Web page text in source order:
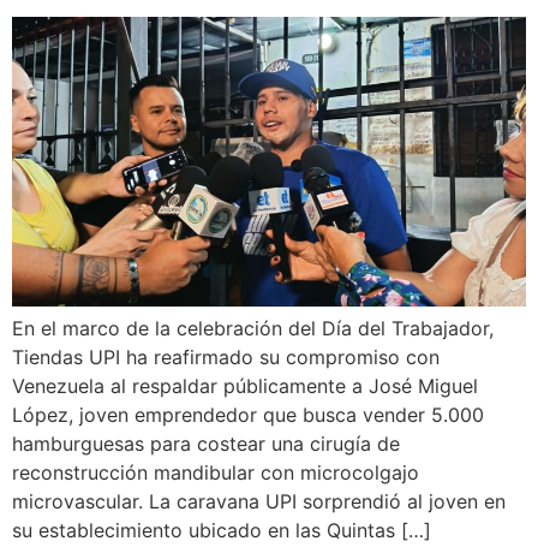
En el marco de la celebración del Día del Trabajador,
Tiendas UPI ha reafirmado su compromiso con
Venezuela al respaldar públicamente a José Miguel
López, joven emprendedor que busca vender 5.000
hamburguesas para costear una cirugía de
reconstrucción mandibular con microcolgajo
microvascular. La caravana UPI sorprendió al joven en
su establecimiento ubicado en las Quintas […]